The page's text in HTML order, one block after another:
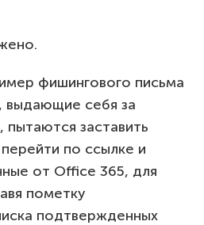
фишингового письма
выдающие себя за
заставить
по ссылке и
от Office 365, для
пометку
подтвержденных